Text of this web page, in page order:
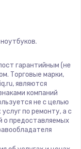
гарантийным (не
Торговые марки,
являются
компаний
не с целью
по ремонту, а с
о предоставляемых